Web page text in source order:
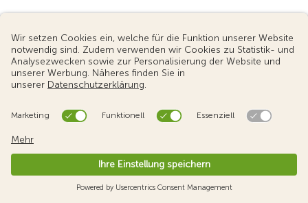
Teilintegrierten sind ähnlich windschnittig wie
Kastenwagen. Die typischen Fahrzeuge sind zwischen 6.5
m und 7 m lang, 2.35 m breit und 2.85 m hoch. Somit sind
sie nur etwas breiter und länger als Kastenwagen und
Stauraum.
Seit einiger Zeit gibt es vermehrt «Van-Angebote» unter
den Teilintegrierten. Das sind Teilintegrierte mit einer
Aufbaubreite von ca. 2.1 m und damit sind diese Fahrzeuge
ähnlich schlank wie zum Beispiel der Fiat-Ducato